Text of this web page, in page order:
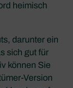
heimisch
darunter ein
sich gut für
können Sie
Version